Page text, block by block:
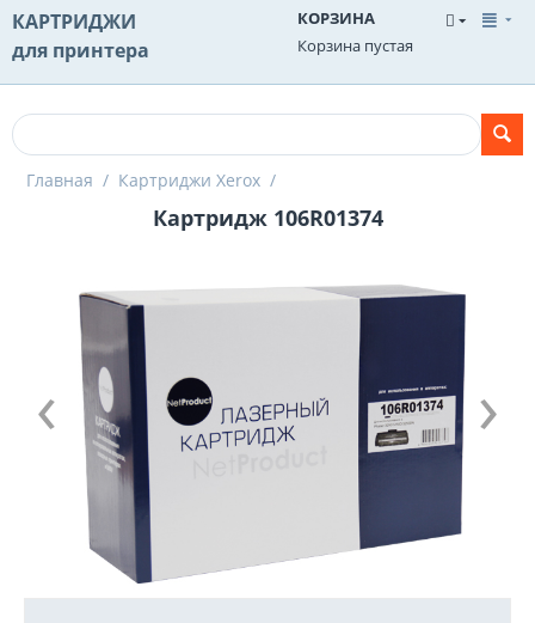
КАРТРИДЖИ
для принтера
КОРЗИНА
Корзина пустая
Главная / Картриджи Xerox /
Картридж 106R01374